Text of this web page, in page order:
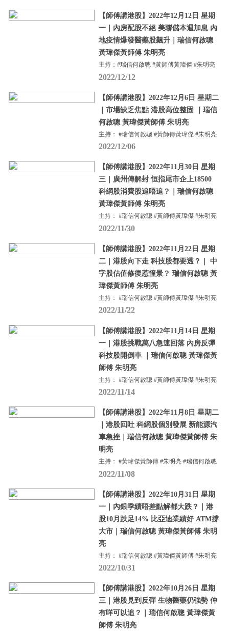
【師傅講港股】2022年12月12日 星期
一｜內房配股不絕 美聯儲本週加息 內
地疫情爆發醫藥股飆升｜瑞信何啟聰
黃瑋傑黃師傅 朱明亮
主持：#瑞信何啟聰 #黃師傅黃瑋傑 #朱明亮
2022/12/12
【師傅講港股】2022年12月6日 星期二
｜市場缺乏焦點 港股高位整固 ｜瑞信
何啟聰 黃瑋傑黃師傅 朱明亮
主持： #瑞信何啟聰 #黃師傅黃瑋傑 #朱明亮
2022/12/06
【師傅講港股】2022年11月30日 星期
三｜廣州傳解封 恒指尾市企上18500
科網股消費股追唔追？｜瑞信何啟聰
黃瑋傑黃師傅 朱明亮
主持： #瑞信何啟聰 #黃師傅黃瑋傑 #朱明亮
2022/11/30
【師傅講港股】2022年11月22日 星期
二｜港股向下走 科技股都要透？｜ 中
字股估值修復惹憧景？ 瑞信何啟聰 黃
瑋傑黃師傅 朱明亮
主持： #瑞信何啟聰 #黃師傅黃瑋傑 #朱明亮
2022/11/22
【師傅講港股】2022年11月14日 星期
一｜港股挑戰萬八急速回落 內房反彈
科技股開倒車 ｜瑞信何啟聰 黃瑋傑黃
師傅 朱明亮
主持： #瑞信何啟聰 #黃師傅黃瑋傑 #朱明亮
2022/11/14
【師傅講港股】2022年11月8日 星期二
｜港股回吐 科網股個別發展 新能源汽
車急挫｜瑞信何啟聰 黃瑋傑黃師傅 朱
明亮
主持： #黃瑋傑黃師傅 #朱明亮 #瑞信何啟聰
2022/11/08
【師傅講港股】2022年10月31日 星期
一｜內銀季績唔差點解都大跌？｜港
股10月跌足14% 比亞迪業績好 ATM撐
大市｜瑞信何啟聰 黃瑋傑黃師傅 朱明
亮
主持： #瑞信何啟聰 #黃瑋傑黃師傅 #朱明亮
2022/10/31
【師傅講港股】2022年10月26日 星期
三｜港股見到反彈 生物醫藥仍強勢 仲
有咩可以追？｜瑞信何啟聰 黃瑋傑黃
師傅 朱明亮